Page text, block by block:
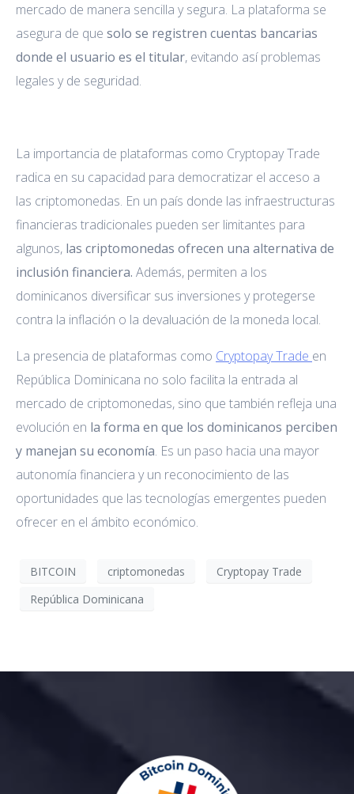
mercado de manera sencilla y segura. La plataforma se
asegura de que solo se registren cuentas bancarias
donde el usuario es el titular, evitando así problemas
legales y de seguridad.
La importancia de plataformas como Cryptopay Trade
radica en su capacidad para democratizar el acceso a
las criptomonedas. En un país donde las infraestructuras
financieras tradicionales pueden ser limitantes para
algunos, las criptomonedas ofrecen una alternativa de
inclusión financiera. Además, permiten a los
dominicanos diversificar sus inversiones y protegerse
contra la inflación o la devaluación de la moneda local.
La presencia de plataformas como Cryptopay Trade en
República Dominicana no solo facilita la entrada al
mercado de criptomonedas, sino que también refleja una
evolución en la forma en que los dominicanos perciben
y manejan su economía. Es un paso hacia una mayor
autonomía financiera y un reconocimiento de las
oportunidades que las tecnologías emergentes pueden
ofrecer en el ámbito económico.
BITCOIN criptomonedas
Cryptopay Trade
República Dominicana